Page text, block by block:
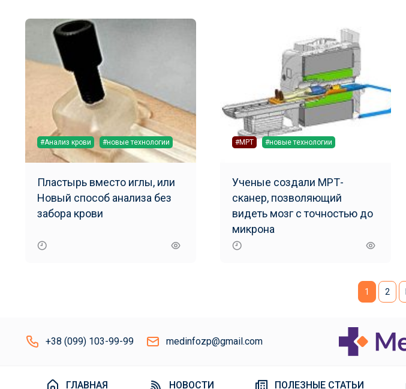
#Анализ крови #новые технологии
Пластырь вместо иглы, или
Новый способ анализа без
забора крови
#МРТ #новые технологии
Ученые создали МРТ-
сканер, позволяющий
видеть мозг с точностью до
микрона
1 2
+38 (099) 103-99-99 medinfozp@gmail.com
ГЛАВНАЯ НОВОСТИ ПОЛЕЗНЫЕ СТАТЬИ